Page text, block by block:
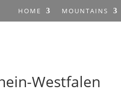
HOME MOUNTAINS
Westfalen